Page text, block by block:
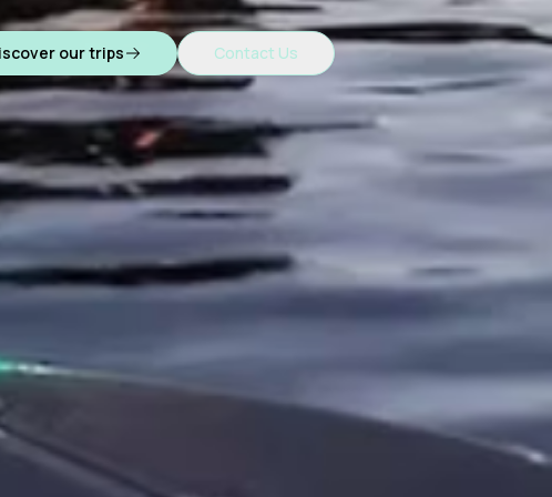
our trips Contact Us